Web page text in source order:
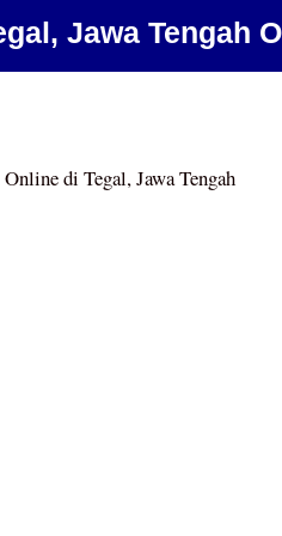
Jawa Tengah
di Tegal, Jawa Tengah